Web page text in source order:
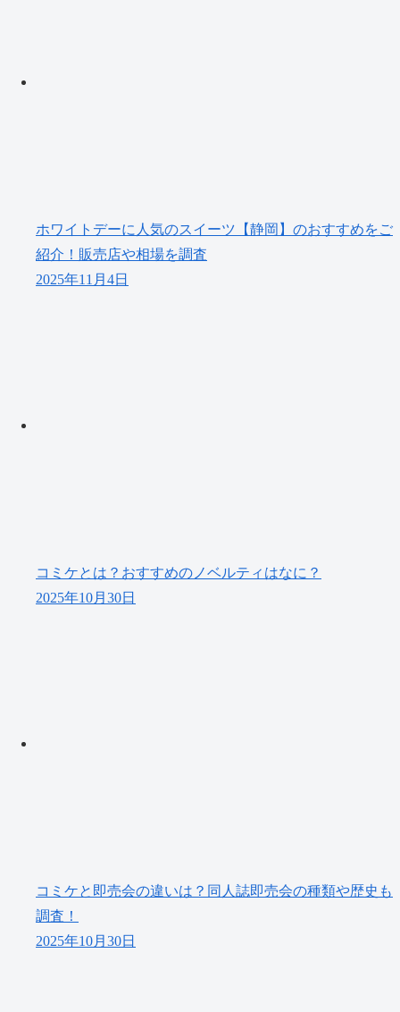
ホワイトデーに人気のスイーツ【静岡】のおすすめをご
紹介！販売店や相場を調査
2025年11月4日
コミケとは？おすすめのノベルティはなに？
2025年10月30日
コミケと即売会の違いは？同人誌即売会の種類や歴史も
調査！
2025年10月30日